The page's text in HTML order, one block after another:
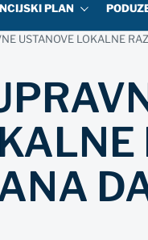
PLAN
USTANOVE LOKALNE